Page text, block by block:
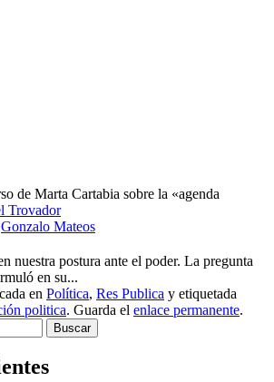
de Marta Cartabia sobre la «agenda
Trovador
Gonzalo Mateos
nuestra postura ante el poder. La pregunta
en su...
en Política, Res Publica y etiquetada
politica. Guarda el enlace permanente.